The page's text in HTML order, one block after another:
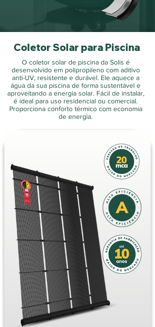
Coletor Solar para Piscina
O coletor solar de piscina da Solis é
desenvolvido em polipropileno com aditivo
anti-UV, resistente e durável. Ele aquece a
água da sua piscina de forma sustentável e
aproveitando a energia solar. Fácil de instalar,
é ideal para uso residencial ou comercial.
Proporciona conforto térmico com economia
de energia.